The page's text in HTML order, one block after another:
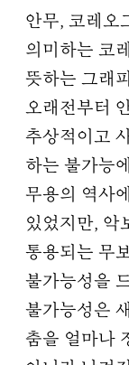
안무, 코레오
의미하는 코
뜻하는 그래
오래전부터
추상적이고
하는 불가능
무용의 역사
있었지만, 악
통용되는 무
불가능성을
불가능성은
춤을 얼마나